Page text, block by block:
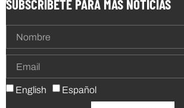
SUBSCRIBETE PARA MAS NOTICIAS
English Español